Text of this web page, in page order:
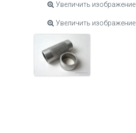
Увеличить изображение
Увеличить изображение